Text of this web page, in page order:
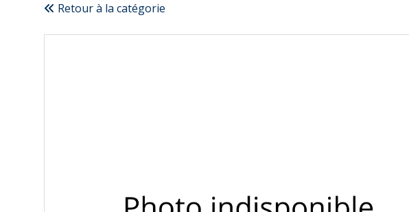
Retour à la catégorie